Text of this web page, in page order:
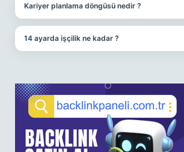
Kariyer planlama döngüsü nedir ?
14 ayarda işçilik ne kadar ?